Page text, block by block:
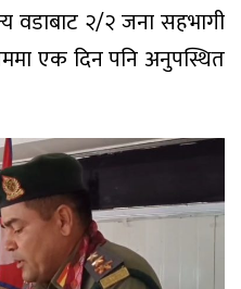
वडाबाट २/२ जना सहभागी
एक दिन पनि अनुपस्थित